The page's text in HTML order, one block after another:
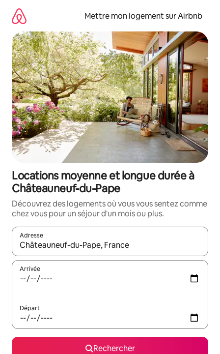
directement
contenu
Mettre mon logement sur Airbnb
Locations moyenne et longue durée à
Châteauneuf-du-Pape
Découvrez des logements où vous vous sentez comme
chez vous pour un séjour d'un mois ou plus.
Adresse
Lorsque les résultats s'affichent, utilisez les flèches vers le
Arrivée
Départ
Rechercher